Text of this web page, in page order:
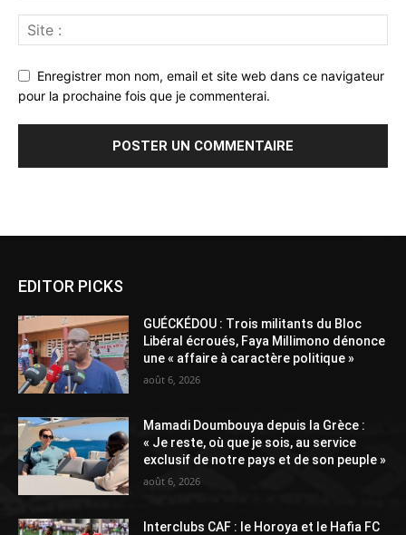
Enregistrer mon nom, email et site web dans ce navigateur
pour la prochaine fois que je commenterai.
EDITOR PICKS
GUÉCKÉDOU : Trois militants du Bloc
Libéral écroués, Faya Millimono dénonce
une « affaire à caractère politique »
août 6, 2026
Mamadi Doumbouya depuis la Grèce :
« Je reste, où que je sois, au service
exclusif de notre pays et de son peuple »
août 6, 2026
Interclubs CAF : le Horoya et le Hafia FC